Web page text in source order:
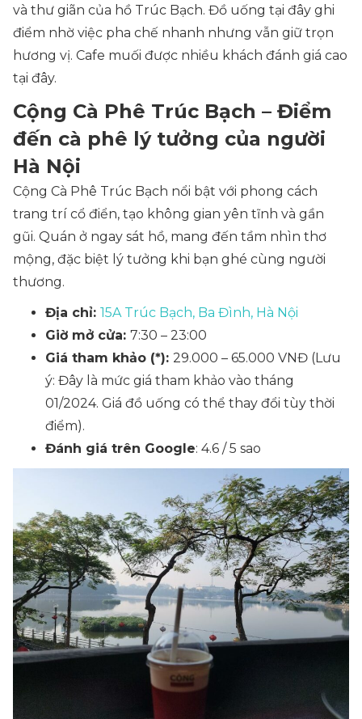
và thư giãn của hồ Trúc Bạch. Đồ uống tại đây ghi
điểm nhờ việc pha chế nhanh nhưng vẫn giữ trọn
hương vị. Cafe muối được nhiều khách đánh giá cao
tại đây.
Cộng Cà Phê Trúc Bạch – Điểm
đến cà phê lý tưởng của người
Hà Nội
Cộng Cà Phê Trúc Bạch nổi bật với phong cách
trang trí cổ điển, tạo không gian yên tĩnh và gần
gũi. Quán ở ngay sát hồ, mang đến tầm nhìn thơ
mộng, đặc biệt lý tưởng khi bạn ghé cùng người
thương.
Địa chỉ: 15A Trúc Bạch, Ba Đình, Hà Nội
Giờ mở cửa: 7:30 – 23:00
Giá tham khảo (*): 29.000 – 65.000 VNĐ (Lưu
ý: Đây là mức giá tham khảo vào tháng
01/2024. Giá đồ uống có thể thay đổi tùy thời
điểm).
Đánh giá trên Google: 4.6 / 5 sao